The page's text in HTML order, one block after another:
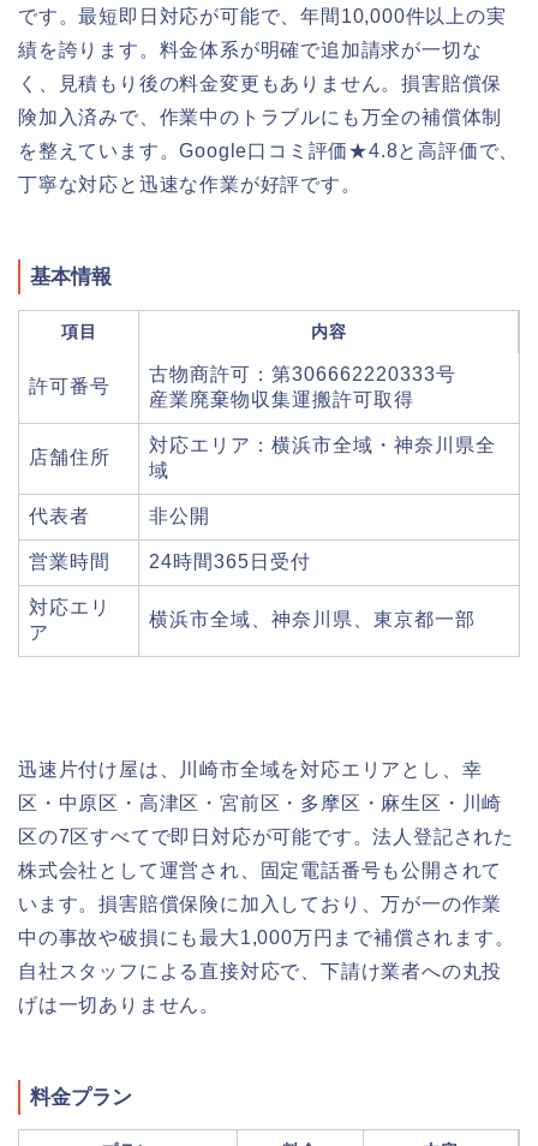
です。最短即日対応が可能で、年間10,000件以上の実
績を誇ります。料金体系が明確で追加請求が一切な
く、見積もり後の料金変更もありません。損害賠償保
険加入済みで、作業中のトラブルにも万全の補償体制
を整えています。Google口コミ評価★4.8と高評価で、
丁寧な対応と迅速な作業が好評です。
基本情報
項目 内容
許可番号
古物商許可：第306662220333号
産業廃棄物収集運搬許可取得
店舗住所
対応エリア：横浜市全域・神奈川県全
域
代表者 非公開
営業時間 24時間365日受付
対応エリ
ア
横浜市全域、神奈川県、東京都一部
迅速片付け屋は、川崎市全域を対応エリアとし、幸
区・中原区・高津区・宮前区・多摩区・麻生区・川崎
区の7区すべてで即日対応が可能です。法人登記された
株式会社として運営され、固定電話番号も公開されて
います。損害賠償保険に加入しており、万が一の作業
中の事故や破損にも最大1,000万円まで補償されます。
自社スタッフによる直接対応で、下請け業者への丸投
げは一切ありません。
料金プラン